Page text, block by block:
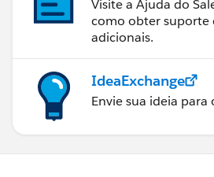
Visite a Ajuda do
como obter suporte
adicionais.
IdeaExchange
Envie sua ideia para